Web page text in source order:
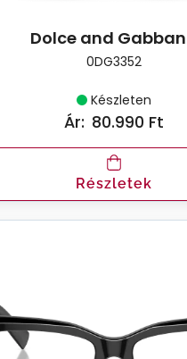
Dolce and
0DG3352
Készleten
Ár: 80.990 Ft
Részletek